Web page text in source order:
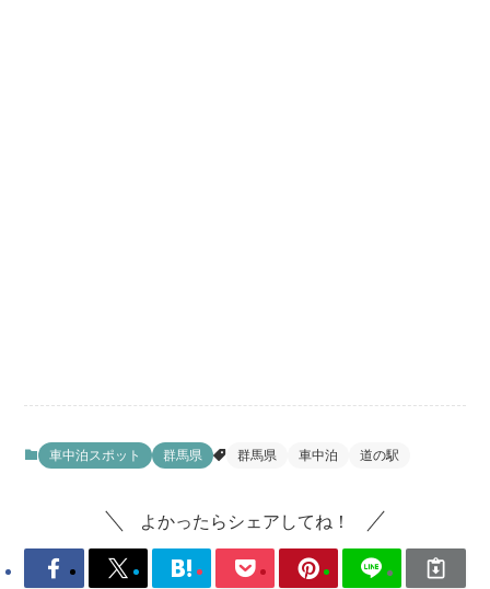
車中泊スポット 群馬県 群馬県 車中泊 道の駅
よかったらシェアしてね！